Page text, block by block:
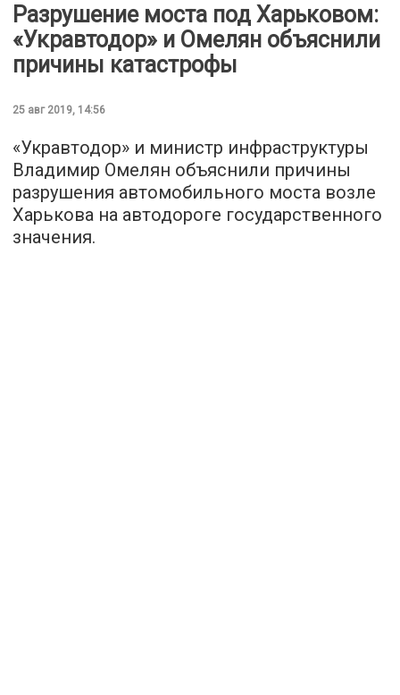
Разрушение моста под Харьковом:
«Укравтодор» и Омелян объяснили
причины катастрофы
25 авг 2019, 14:56
«Укравтодор» и министр инфраструктуры
Владимир Омелян объяснили причины
разрушения автомобильного моста возле
Харькова на автодороге государственного
значения.